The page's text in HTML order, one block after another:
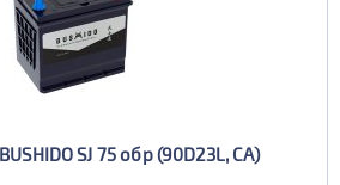
SJ 75 обр (90D23L, CA)